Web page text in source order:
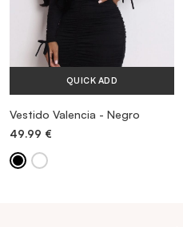
QUICK ADD
Vestido Valencia - Negro
49.99 €